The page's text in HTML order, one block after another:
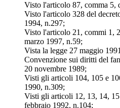
Visto l'articolo 87, comma 5,
Visto l'articolo 328 del
1994, n.297;
Visto l'articolo 21, commi 1,
marzo 1997, n.59;
Vista la legge 27 maggio
Convenzione sui diritti del
20 novembre 1989;
Visti gli articoli 104, 105 e
1990, n.309;
Visti gli articoli 12, 13, 14,
febbraio 1992, n.104;